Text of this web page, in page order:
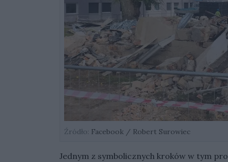
Źródło: Facebook / Robert Surowiec
Jednym z symbolicznych kroków w tym